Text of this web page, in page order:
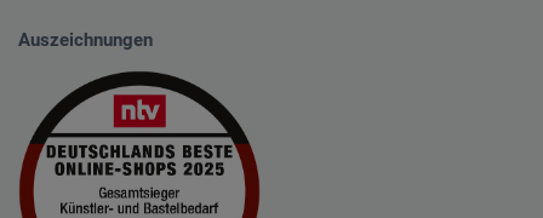
Auszeichnungen